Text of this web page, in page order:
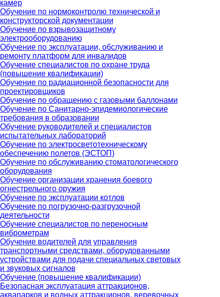
камер
Обучение по нормоконтролю технической и
конструкторской документации
Обучение по взрывозащитному
электрооборудованию
Обучение по эксплуатации, обслуживанию и
ремонту платформ для инвалидов
Обучение специалистов по охране труда
(повышение квалификации)
Обучение по радиационной безопасности для
проектировщиков
Обучение по обращению с газовыми баллонами
Обучение по Санитарно-эпидемиологические
требования в образовании
Обучение руководителей и специалистов
испытательных лабораторий
Обучение по электросветотехническому
обеспечению полетов (ЭСТОП)
Обучение по обслуживанию стоматологического
оборудования
Обучение организации хранения боевого
огнестрельного оружия
Обучение по эксплуатации котлов
Обучение по погрузочно-разгрузочной
деятельности
Обучение специалистов по переносным
виброметрам
Обучение водителей для управления
транспортными средствами, оборудованными
устройствами для подачи специальных световых
и звуковых сигналов
Обучение (повышение квалификации)
Безопасная эксплуатация аттракционов,
аквапарков и водных аттракционов, веревочных